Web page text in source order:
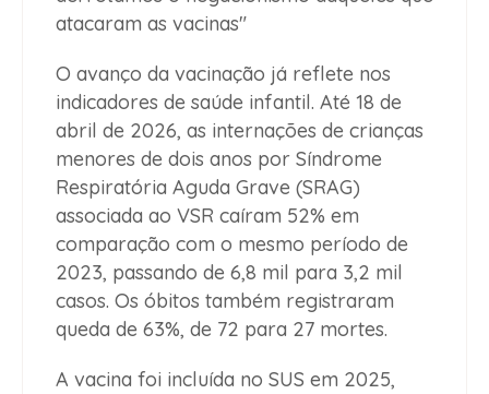
atacaram as vacinas"
O avanço da vacinação já reflete nos
indicadores de saúde infantil. Até 18 de
abril de 2026, as internações de crianças
menores de dois anos por Síndrome
Respiratória Aguda Grave (SRAG)
associada ao VSR caíram 52% em
comparação com o mesmo período de
2023, passando de 6,8 mil para 3,2 mil
casos. Os óbitos também registraram
queda de 63%, de 72 para 27 mortes.
A vacina foi incluída no SUS em 2025,